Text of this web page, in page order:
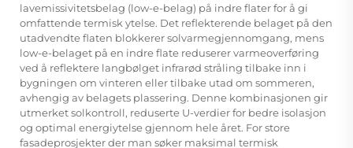
lavemissivitetsbelag (low-e-belag) på indre flater for å gi
omfattende termisk ytelse. Det reflekterende belaget på den
utadvendte flaten blokkerer solvarmegjennomgang, mens
low-e-belaget på en indre flate reduserer varmeoverføring
ved å reflektere langbølget infrarød stråling tilbake inn i
bygningen om vinteren eller tilbake utad om sommeren,
avhengig av belagets plassering. Denne kombinasjonen gir
utmerket solkontroll, reduserte U-verdier for bedre isolasjon
og optimal energiytelse gjennom hele året. For store
fasadeprosjekter der man søker maksimal termisk